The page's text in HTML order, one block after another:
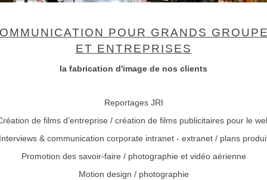
POUR GRANDS
ET ENTREPRISES
la fabrication d'image de nos clients
Reportages JRI
de films d’entreprise / création de films publicitaires pour le
& communication corporate intranet - extranet / plans
Promotion des savoir-faire / photographie et vidéo aérienne
Motion design / photographie